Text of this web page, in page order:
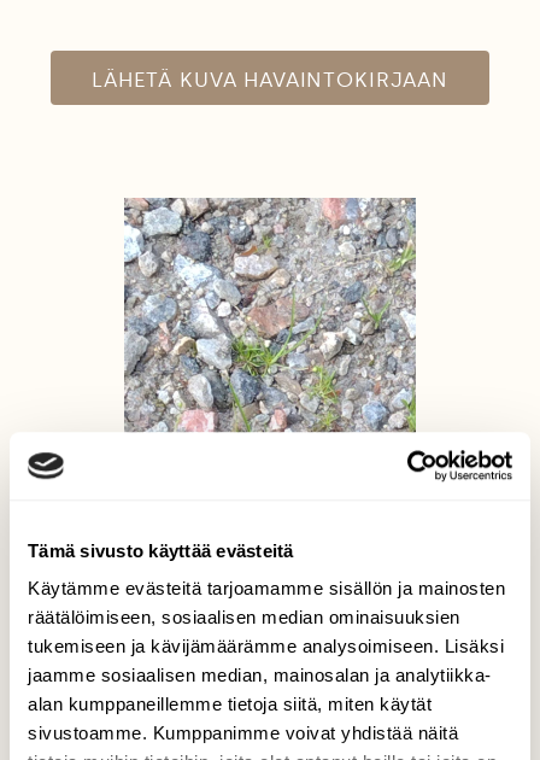
Tämä sivusto käyttää evästeitä
Käytämme evästeitä tarjoamamme sisällön ja mainosten
räätälöimiseen, sosiaalisen median ominaisuuksien
tukemiseen ja kävijämäärämme analysoimiseen. Lisäksi
jaamme sosiaalisen median, mainosalan ja analytiikka-
alan kumppaneillemme tietoja siitä, miten käytät
sivustoamme. Kumppanimme voivat yhdistää näitä
LÄHETÄ KUVA HAVAINTOKIRJAAN